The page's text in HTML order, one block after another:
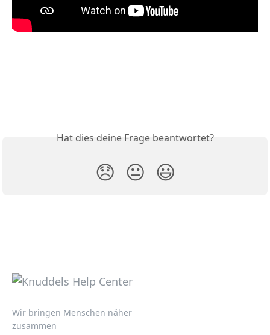
Hat dies deine Frage beantwortet?
😞 😐 😃
Wir bringen Menschen näher
zusammen